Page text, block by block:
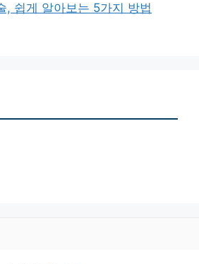
, 쉽게 알아보는 5가지 방법